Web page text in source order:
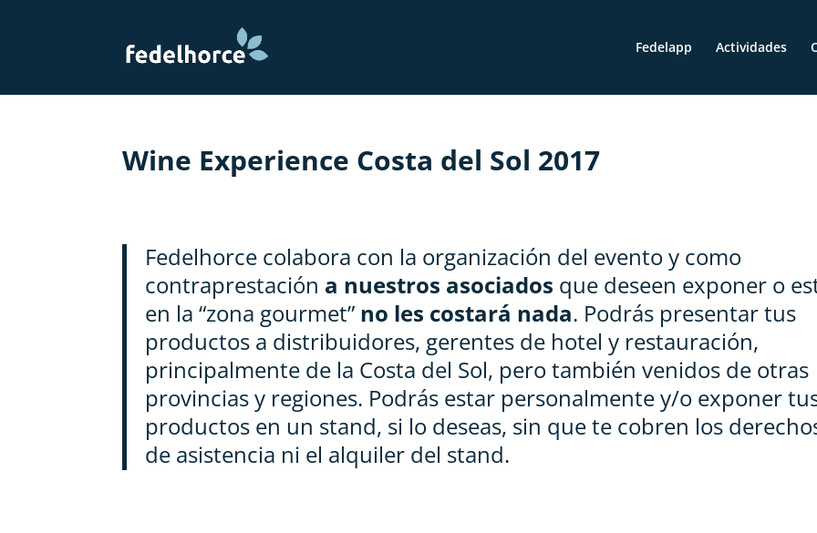
Fedelapp Actividades
Wine Experience Costa del Sol 2017
Fedelhorce colabora con la organización del evento y como
contraprestación a nuestros asociados que deseen exponer o
en la “zona gourmet” no les costará nada. Podrás presentar tus
productos a distribuidores, gerentes de hotel y restauración,
principalmente de la Costa del Sol, pero también venidos de otras
provincias y regiones. Podrás estar personalmente y/o exponer
productos en un stand, si lo deseas, sin que te cobren los
de asistencia ni el alquiler del stand.